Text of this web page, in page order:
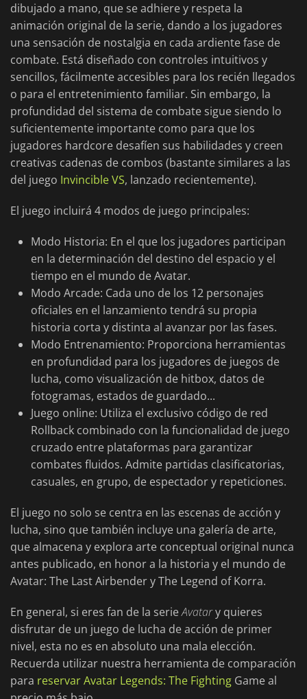
dibujado a mano, que se adhiere y respeta la
animación original de la serie, dando a los jugadores
una sensación de nostalgia en cada ardiente fase de
combate. Está diseñado con controles intuitivos y
sencillos, fácilmente accesibles para los recién llegados
o para el entretenimiento familiar. Sin embargo, la
profundidad del sistema de combate sigue siendo lo
suficientemente importante como para que los
jugadores hardcore desafíen sus habilidades y creen
creativas cadenas de combos (bastante similares a las
del juego Invincible VS, lanzado recientemente).
El juego incluirá 4 modos de juego principales:
Modo Historia: En el que los jugadores participan
en la determinación del destino del espacio y el
tiempo en el mundo de Avatar.
Modo Arcade: Cada uno de los 12 personajes
oficiales en el lanzamiento tendrá su propia
historia corta y distinta al avanzar por las fases.
Modo Entrenamiento: Proporciona herramientas
en profundidad para los jugadores de juegos de
lucha, como visualización de hitbox, datos de
fotogramas, estados de guardado...
Juego online: Utiliza el exclusivo código de red
Rollback combinado con la funcionalidad de juego
cruzado entre plataformas para garantizar
combates fluidos. Admite partidas clasificatorias,
casuales, en grupo, de espectador y repeticiones.
El juego no solo se centra en las escenas de acción y
lucha, sino que también incluye una galería de arte,
que almacena y explora arte conceptual original nunca
antes publicado, en honor a la historia y el mundo de
Avatar: The Last Airbender y The Legend of Korra.
En general, si eres fan de la serieAvatary quieres
disfrutar de un juego de lucha de acción de primer
nivel, esta no es en absoluto una mala elección.
Recuerda utilizar nuestra herramienta de comparación
para reservar Avatar Legends: The Fighting Game al